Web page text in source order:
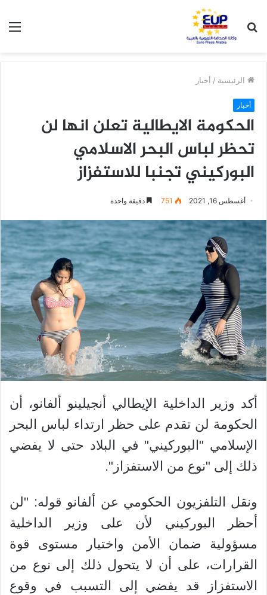
عن
الرئيسية / أخبار
أخبار
الحكومة الايطالية تعلن انها لن
تحظر لباس البحر الاسلامي
البوركيني تجنبا للاستفزاز
أغسطس 16, 2021 751 دقيقة واحدة
أكد وزير الداخلية الإيطالي أنجيلينو ألفانو، أن
الحكومة لن تقدم على حظر ارتداء لباس البحر
الإسلامي "البوركيني" في البلاد حتى لا يفضي
ذلك إلى "نوع من الاستفزاز".
ونقل التلفزيون الحكومي عن ألفانو قوله: "لن
أحظر البوركيني لأن على وزير الداخلية
مسؤولية ضمان الأمن واختيار مستوى قوة
القرارات، على أن لا يتحول ذلك إلى نوع من
الاستفزاز قد يفضي إلى التسبب في وقوع